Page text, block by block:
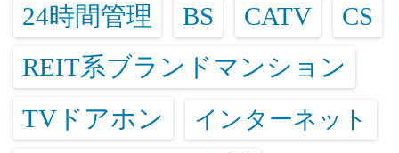
24時間管理 BS CATV CS
REIT系ブランドマンション
TVドアホン インターネット